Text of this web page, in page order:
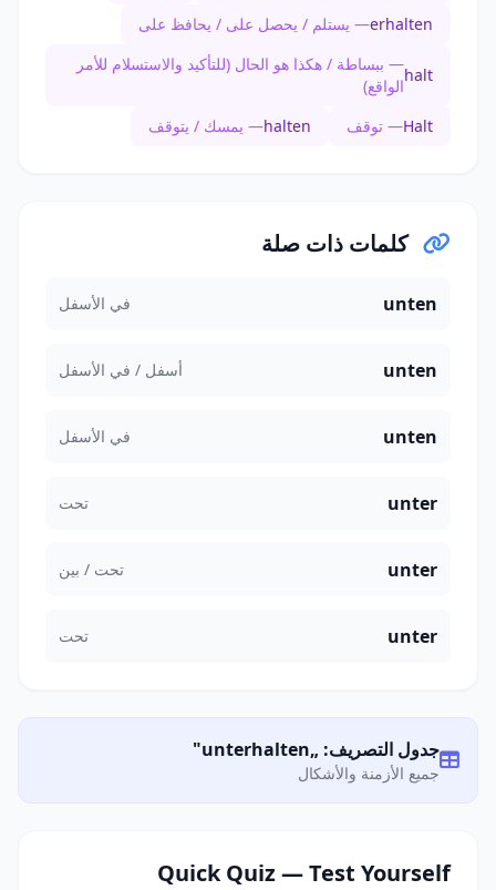
erhalten— يستلم / يحصل على / يحافظ على
halt
— ببساطة / هكذا هو الحال (للتأكيد والاستسلام للأمر
الواقع)
Halt— توقف halten— يمسك / يتوقف
كلمات ذات صلة
unten في الأسفل
unten أسفل / في الأسفل
unten في الأسفل
unter تحت
unter تحت / بين
unter تحت
جدول التصريف: „unterhalten"
جميع الأزمنة والأشكال
Quick Quiz — Test Yourself